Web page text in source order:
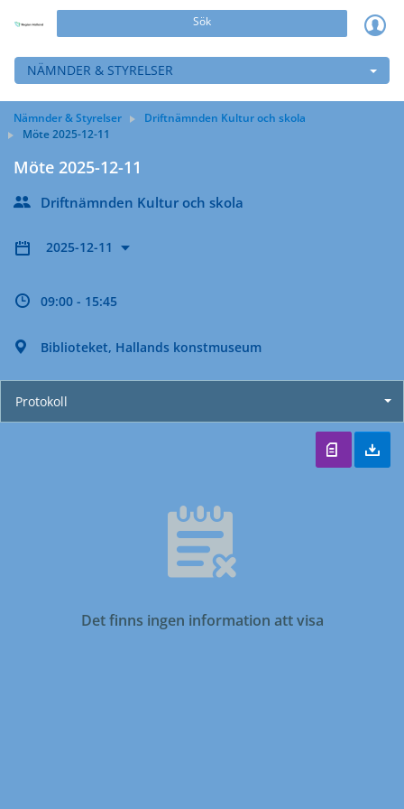
Sök
NÄMNDER & STYRELSER
Nämnder & Styrelser
Driftnämnden Kultur och skola
Möte 2025-12-11
Möte 2025-12-11
Driftnämnden Kultur och skola
2025-12-11
09:00 - 15:45
Biblioteket, Hallands konstmuseum
Protokoll
Det finns ingen information att visa